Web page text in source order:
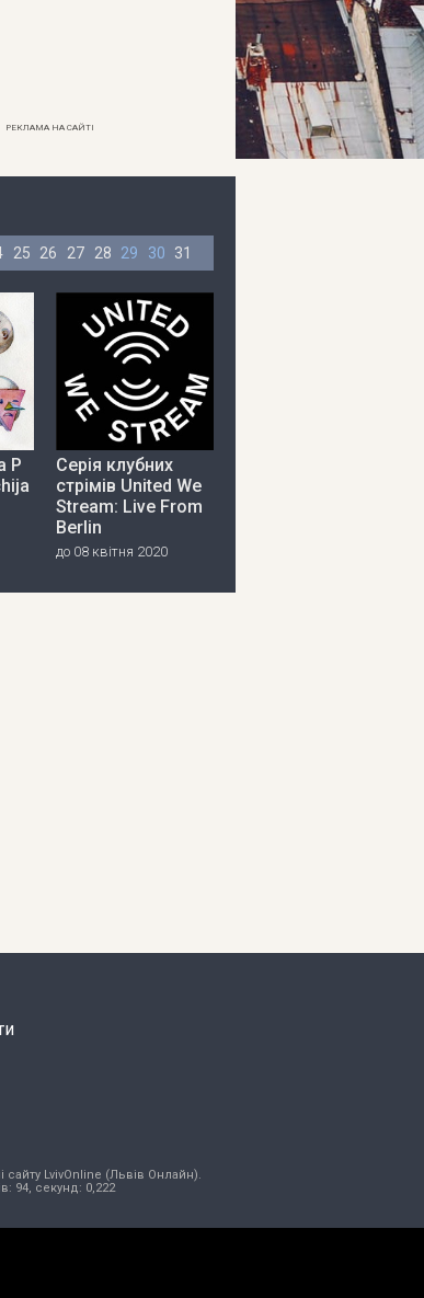
РЕКЛАМА НА САЙТІ
25 26 27 28 29 30 31
P
Серія клубних
стрімів United We
Stream: Live From
Berlin
до 08 квітня 2020
сайту LvivOnline (Львів Онлайн).
94, секунд: 0,222